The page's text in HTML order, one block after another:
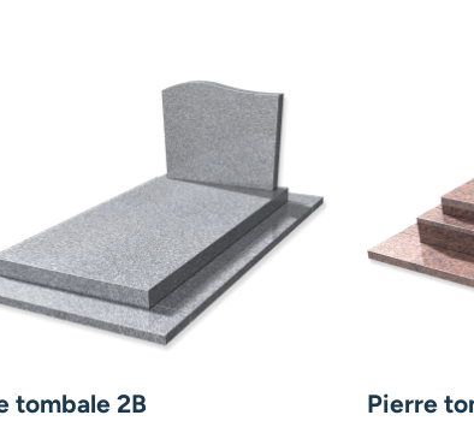
next
tombale 2B Pierre